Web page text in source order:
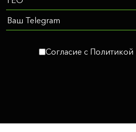
Согласие c